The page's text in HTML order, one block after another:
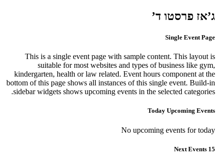
ג’אז פרסטו ד’
Single Event Page
This is a single event page with sample content. This layout is
suitable for most websites and types of business like gym,
kindergarten, health or law related. Event hours component at the
bottom of this page shows all instances of this single event. Build-in
sidebar widgets shows upcoming events in the selected categories.
Today Upcoming Events
No upcoming events for today
15 Next Events